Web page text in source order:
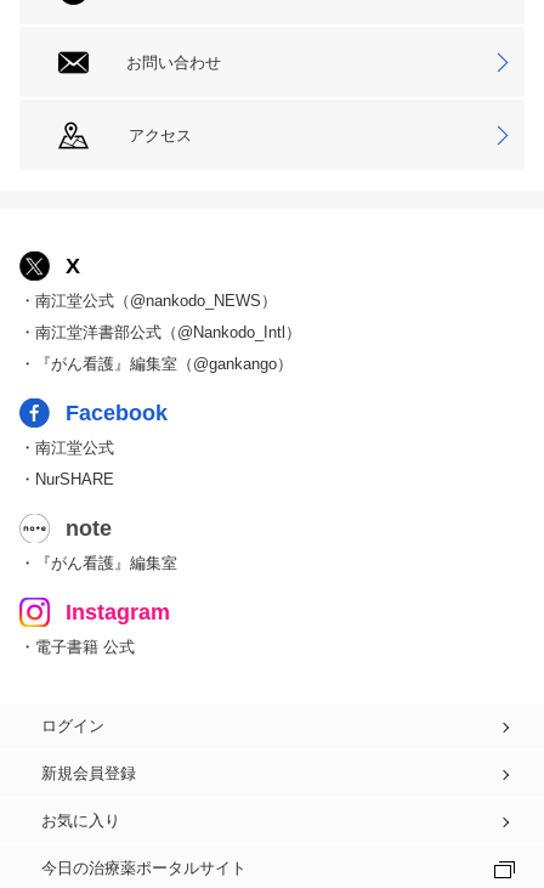
お問い合わせ
アクセス
X
・南江堂公式（@nankodo_NEWS）
・南江堂洋書部公式（@Nankodo_Intl）
・『がん看護』編集室（@gankango）
Facebook
・南江堂公式
・NurSHARE
note
・『がん看護』編集室
Instagram
・電子書籍 公式
ログイン
新規会員登録
お気に入り
今日の治療薬ポータルサイト